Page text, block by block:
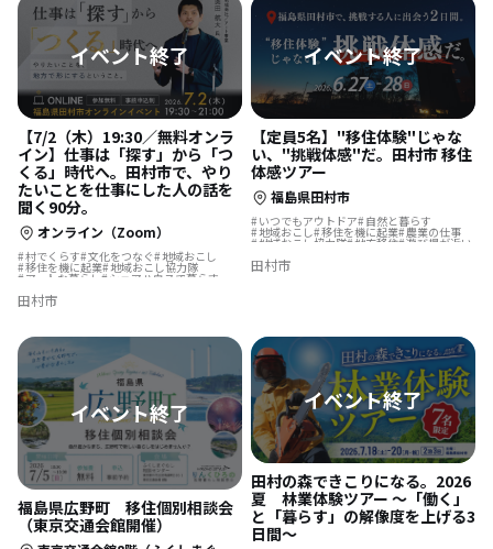
【7/2（木）19:30／無料オンラ
イン】仕事は「探す」から「つ
くる」時代へ。田村市で、やり
たいことを仕事にした人の話を
聞く90分。
オンライン（Zoom）
村でくらす 文化をつなぐ 地域おこし
移住を機に起業 地域おこし協力隊
アートな暮らし シェアハウスで暮らす
田村市
【定員5名】"移住体験"じゃな
い、"挑戦体感"だ。田村市 移住
体感ツアー
福島県田村市
いつでもアウトドア 自然と暮らす
地域おこし 移住を機に起業 農業の仕事
地域おこし協力隊 地方移住 遊び場が近い
田村市
福島県広野町 移住個別相談会
（東京交通会館開催）
田村の森できこりになる。2026
夏 林業体験ツアー ～「働く」
と「暮らす」の解像度を上げる3
日間～